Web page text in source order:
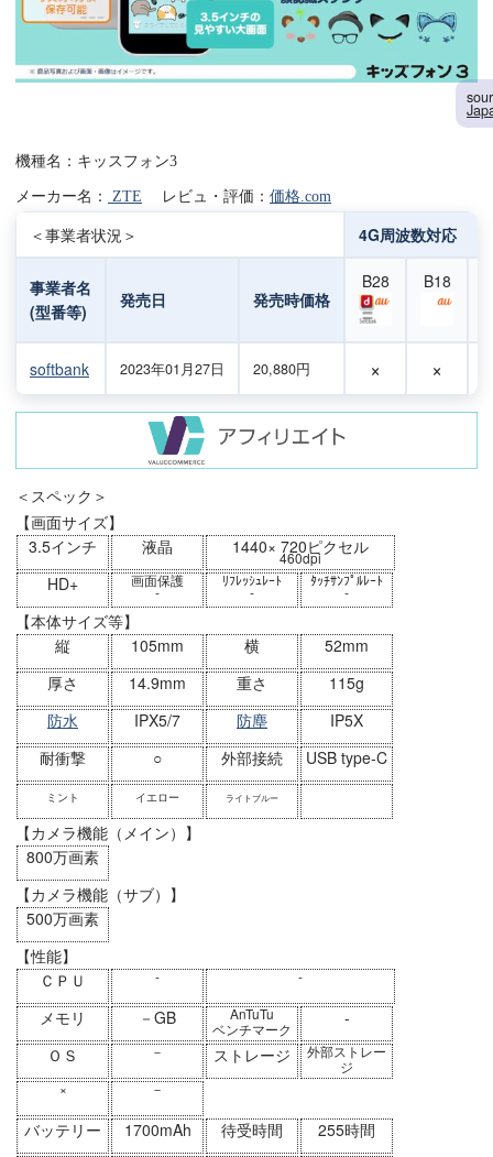
機種名：キッスフォン3
メーカー名： ZTE レビュ・評価： 価格.com
＜事業者状況＞ 4G周波数対応
事業者名
(型番等)
発売日 発売時価格
B28 B18
softbank 2023年01月27日 20,880円 × ×
＜スペック＞
【画面サイズ】
3.5インチ
液晶 1440× 720ピクセル
460dpi
HD+ 画面保護
-
ﾘﾌﾚｯｼｭﾚｰﾄ
-
ﾀｯﾁｻﾝﾌﾟﾙﾚｰﾄ
-
【本体サイズ等】
縦
105mm 横
52mm
厚さ
14.9mm 重さ
115g
防水
IPX5/7 防塵
IP5X
耐衝撃
○ 外部接続 USB type-C
ミント イエロー ライトブルー
【カメラ機能（メイン）】
800万画素
【カメラ機能（サブ）】
500万画素
【性能】
ＣＰＵ
- -
メモリ －GB
AnTuTu
ベンチマーク
-
ＯＳ
－ ストレージ
外部ストレー
ジ
×
－
バッテリー 1700mAh 待受時間
255時間